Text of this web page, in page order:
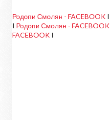
Родопи Смолян - FACEBOOK I
I Родопи Смолян - FACEBOOK
FACEBOOK I